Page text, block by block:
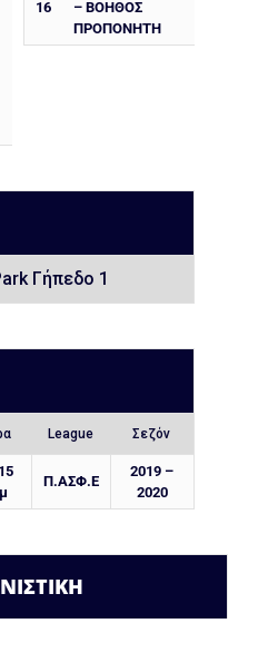
16
– ΒΟΗΘΟΣ
ΠΡΟΠΟΝΗΤΗ
Γήπεδο 1
League Σεζόν
Π.ΑΣΦ.Ε
2019 –
2020